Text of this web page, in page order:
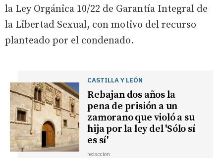
la Ley Orgánica 10/22 de Garantía Integral de
la Libertad Sexual, con motivo del recurso
planteado por el condenado.
CASTILLA Y LEÓN
Rebajan dos años la
pena de prisión a un
zamorano que violó a su
hija por la ley del 'Sólo sí
es sí'
redaccion